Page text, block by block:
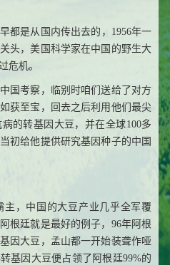
都是从国内传出去的，1956年一
头，美国科学家在中国的野生大
危机。
国考察，临别时咱们送给了对方
获至宝，回去之后利用他们最尖
的转基因大豆，并在全球100多
初给他提供研究基因种子的中国
，中国的大豆产业几乎全军覆
根廷就是最好的例子，96年阿根
因大豆，孟山都一开始装聋作哑
基因大豆便占领了阿根廷99%的